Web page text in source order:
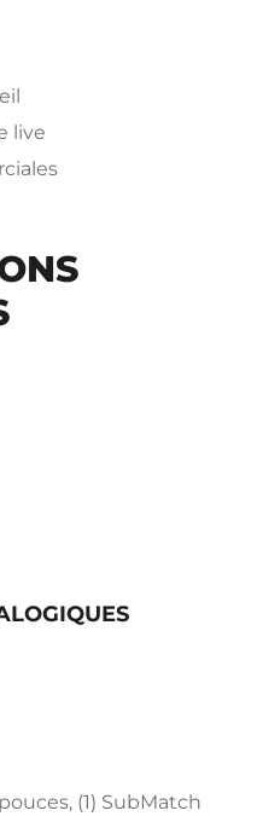
live
(1) SubMatch